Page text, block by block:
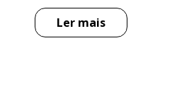
Ler mais